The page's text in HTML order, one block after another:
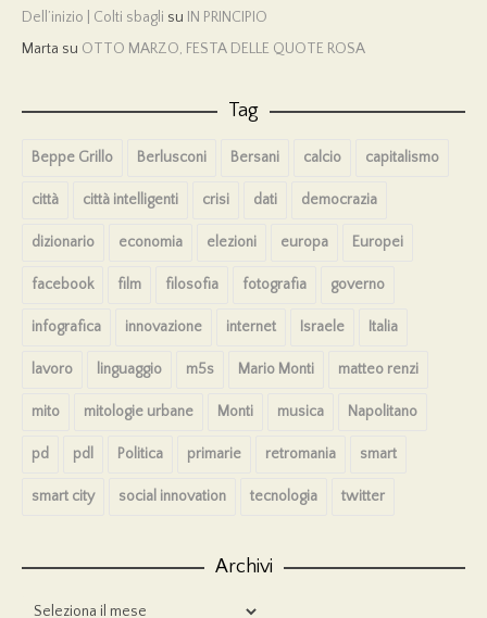
Dell’inizio | Colti sbagli su IN PRINCIPIO
Marta su OTTO MARZO, FESTA DELLE QUOTE ROSA
Tag
Beppe Grillo Berlusconi Bersani calcio capitalismo
città città intelligenti crisi dati democrazia
dizionario economia elezioni europa Europei
facebook film filosofia fotografia governo
infografica innovazione internet Israele Italia
lavoro linguaggio m5s Mario Monti matteo renzi
mito mitologie urbane Monti musica Napolitano
pd pdl Politica primarie retromania smart
smart city social innovation tecnologia twitter
Archivi
Archivi